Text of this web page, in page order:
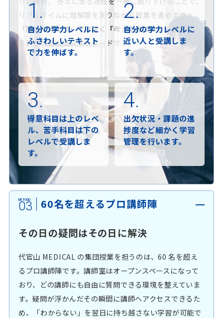
リアルタイムに理解度を測りながら授業を進めます。
「聞いて終わり」ではなく「考えて身につく」授業。
それが代官山のスタンダードです。
1.
自分の学力レベルに
ふさわしいテキスト
で力を伸ばす。
2.
自分の学力レベルに
近い人と受講しま
す。
3.
得意科目は上のレベ
ル、苦手科目は下の
レベルで受講しま
す。
4.
出欠状況・課題の進
捗度など細かく学習
管理を行います。
03 60名を超えるプロ講師陣
その日の疑問はその日に解決
代官山 MEDICAL の集団授業を担うのは、60 名を超え
るプロ講師陣です。講師室はオープンスペースになって
おり、どの講師にも自由に質問できる環境を整えていま
す。疑問が浮かんだその瞬間に講師へアクセスできるた
め、「わからない」を翌日に持ち越さない学習が可能で